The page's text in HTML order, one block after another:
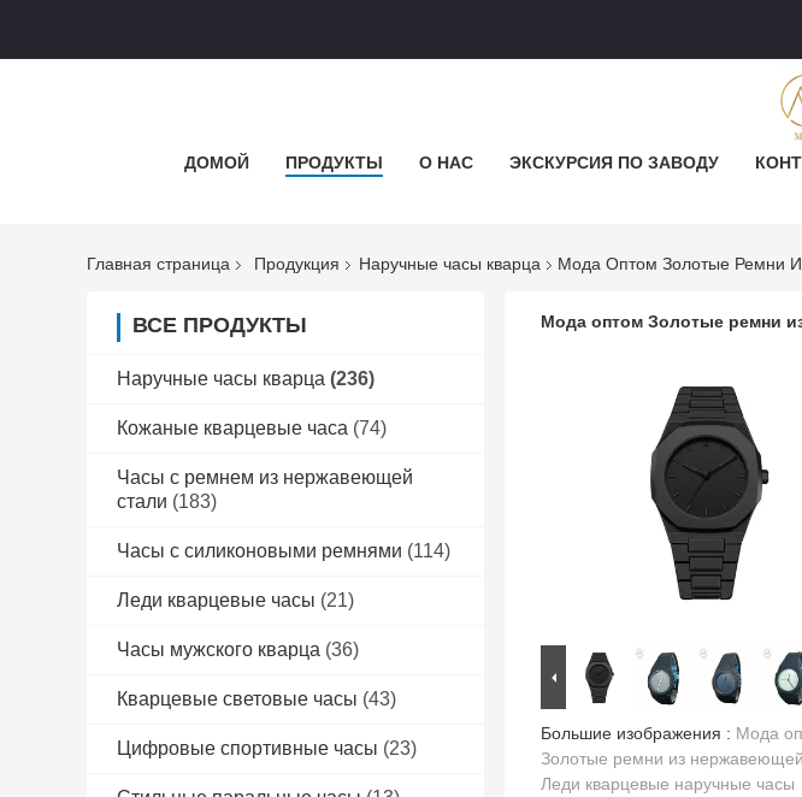
ДОМОЙ ПРОДУКТЫ О НАС ЭКСКУРСИЯ ПО ЗАВОДУ
Главная страница Продукция Наручные часы кварца Мода Оптом Золотые Ремни
ВСЕ ПРОДУКТЫ
Наручные часы кварца (236)
Кожаные кварцевые часа (74)
Часы с ремнем из нержавеющей
стали (183)
Часы с силиконовыми ремнями (114)
Леди кварцевые часы (21)
Часы мужского кварца (36)
Кварцевые световые часы (43)
Цифровые спортивные часы (23)
Мода оптом Золотые ремни
Большие изображения : Мода
Золотые ремни из
Леди кварцевые наручные часы